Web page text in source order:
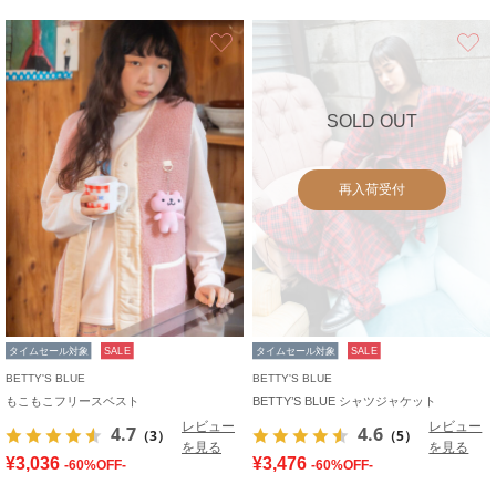
お気に入り
タイムセール対象 SALE
BETTY'S BLUE
もこもこフリースベスト
4.7 （3）
レビュー
を見る
¥3,036 -60%OFF-
SOLD OUT
再入荷受付
タイムセール対象 SALE
BETTY'S BLUE
BETTY’S BLUE シャツジャケット
4.6 （5）
レビュー
を見る
¥3,476 -60%OFF-